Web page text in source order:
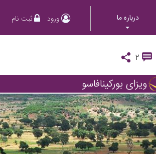
درباره ما ورود ثبت نام
2
ویزای بورکینافاسو